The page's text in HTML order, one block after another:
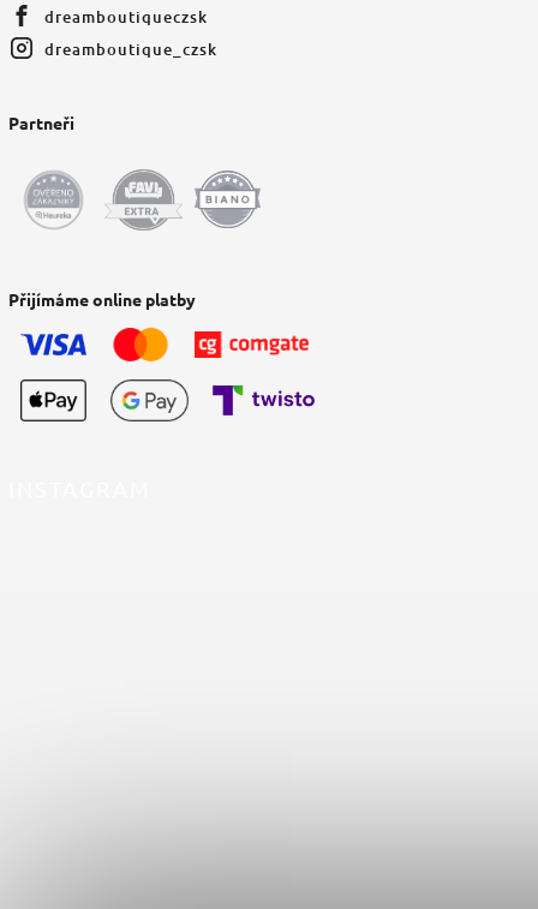
dreamboutiqueczsk
dreamboutique_czsk
Partneři
Přijímáme online platby